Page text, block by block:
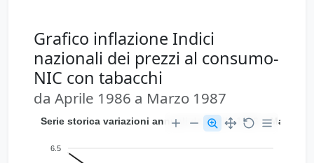
Grafico inflazione Indici
nazionali dei prezzi al consumo-
NIC con tabacchi
da Aprile 1986 a Marzo 1987
Serie storica variazioni annuali da
6.5